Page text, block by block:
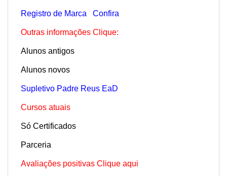
Registro de Marca Confira
Outras informações Clique:
Alunos antigos
Alunos novos
Supletivo Padre Reus EaD
Cursos atuais
Só Certificados
Parceria
Avaliações positivas Clique aqui